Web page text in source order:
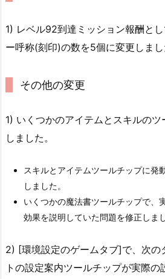
1) レベル92到達ミッション報酬と
ー呼称(刻印)の数を5個に変更しまし
その他の変更
1) いくつかのアイテムとスキルの
しました。
スキルとアイテムツールチップに発
しました。
いくつかの魔法書ツールチップで、
効果を説明していた問題を修正しまし
2) [環境設定のゲームタブ]で、次の
トの設定案内ツールチップが実際の